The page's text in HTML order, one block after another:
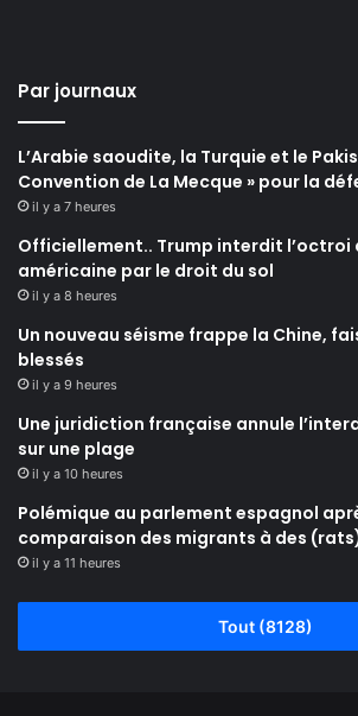
Par journaux
L’Arabie saoudite, la Turquie et le
Convention de La Mecque » pour la
il y a 7 heures
Officiellement.. Trump interdit l’octroi
américaine par le droit du sol
il y a 8 heures
Un nouveau séisme frappe la Chine,
blessés
il y a 9 heures
Une juridiction française annule
sur une plage
il y a 10 heures
Polémique au parlement espagnol
comparaison des migrants à des
il y a 11 heures
Tout (8128)